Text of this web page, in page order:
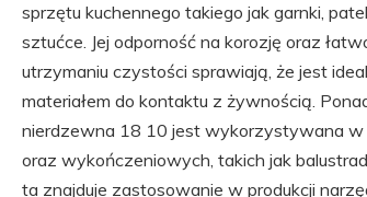
sprzętu kuchennego takiego jak garnki,
sztućce. Jej odporność na korozję oraz
utrzymaniu czystości sprawiają, że jest
materiałem do kontaktu z żywnością.
nierdzewna 18 10 jest wykorzystywana w
oraz wykończeniowych, takich jak
ta znajduje zastosowanie w produkcji